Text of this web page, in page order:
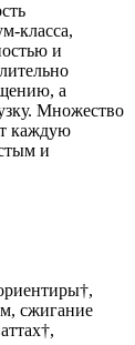
класса,
и
а
Множество
каждую
и
сжигание